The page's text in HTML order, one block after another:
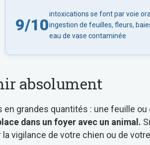
9/10
intoxications se font par voie
ingestion de feuilles, fleurs,
eau de vase contaminée
absolument
grandes quantités : une feuille ou
dans un foyer avec un animal.
vigilance de votre chien ou de